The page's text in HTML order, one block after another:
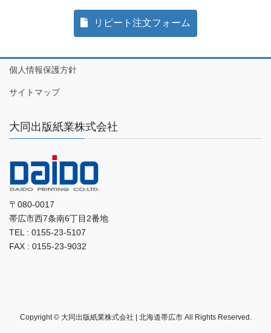
リピート注文フォーム
個人情報保護方針
サイトマップ
大同出版紙業株式会社
〒080-0017
帯広市西7条南6丁目2番地
TEL : 0155-23-5107
FAX : 0155-23-9032
Copyright © 大同出版紙業株式会社 | 北海道帯広市 All Rights Reserved.